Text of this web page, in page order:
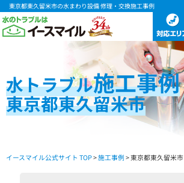
東京都東久留米市の水まわり設備 修理・交換施工事例
水トラブル施工事例
東京都東久留米市
イースマイル公式サイト TOP>施工事例 > 東京都東久留米市